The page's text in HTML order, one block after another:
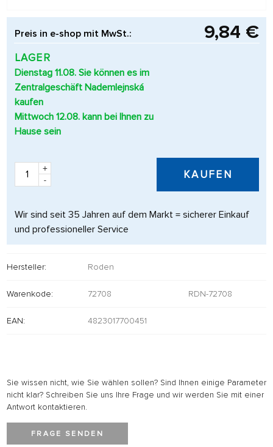
Preis in e-shop mit MwSt.: 9,84 €
LAGER
Dienstag 11.08. Sie können es im
Zentralgeschäft Nademlejnská
kaufen
Mittwoch 12.08. kann bei Ihnen zu
Hause sein
+
-
KAUFEN
Wir sind seit 35 Jahren auf dem Markt = sicherer Einkauf
und professioneller Service
Hersteller: Roden
Warenkode: 72708 RDN-72708
EAN: 4823017700451
Sie wissen nicht, wie Sie wählen sollen? Sind Ihnen einige Parameter
nicht klar? Schreiben Sie uns Ihre Frage und wir werden Sie mit einer
Antwort kontaktieren.
FRAGE SENDEN